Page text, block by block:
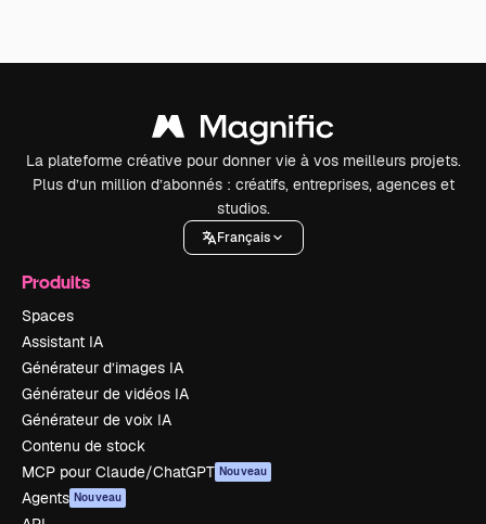
La plateforme créative pour donner vie à vos meilleurs projets.
Plus d’un million d’abonnés : créatifs, entreprises, agences et
studios.
Français
Produits
Spaces
Assistant IA
Générateur d’images IA
Générateur de vidéos IA
Générateur de voix IA
Contenu de stock
MCP pour Claude/ChatGPT Nouveau
Agents Nouveau